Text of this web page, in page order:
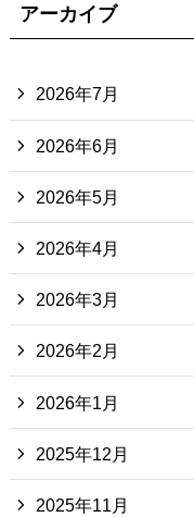
アーカイブ
2026年7月
2026年6月
2026年5月
2026年4月
2026年3月
2026年2月
2026年1月
2025年12月
2025年11月